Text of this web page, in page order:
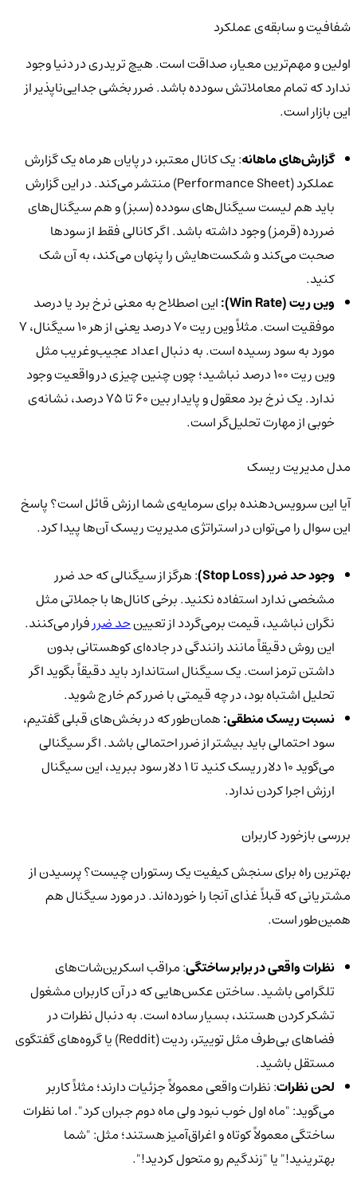
شفافیت و سابقه‌ی عملکرد
اولین و مهم‌ترین معیار، صداقت است. هیچ تریدری در دنیا وجود
ندارد که تمام معاملاتش سودده باشد. ضرر بخشی جدایی‌ناپذیر از
این بازار است.
گزارش‌های ماهانه: یک کانال معتبر، در پایان هر ماه یک گزارش
عملکرد (Performance Sheet) منتشر می‌کند. در این گزارش
باید هم لیست سیگنال‌های سودده (سبز) و هم سیگنال‌های
ضررده (قرمز) وجود داشته باشد. اگر کانالی فقط از سودها
صحبت می‌کند و شکست‌هایش را پنهان می‌کند، به آن شک
کنید.
وین ریت (Win Rate):
این اصطلاح به معنی نرخ برد یا درصد
موفقیت است. مثلاً وین ریت 70 درصد یعنی از هر ۱۰ سیگنال، ۷
مورد به سود رسیده است. به دنبال اعداد عجیب‌وغریب مثل
وین ریت ۱۰۰ درصد نباشید؛ چون چنین چیزی در واقعیت وجود
ندارد. یک نرخ برد معقول و پایدار بین ۶۰ تا ۷۵ درصد، نشانه‌ی
خوبی از مهارت تحلیل‌گر است.
مدل مدیریت ریسک
آیا این سرویس‌دهنده برای سرمایه‌ی شما ارزش قائل است؟ پاسخ
این سوال را می‌توان در استراتژی مدیریت ریسک آن‌ها پیدا کرد.
وجود حد ضرر (Stop Loss)
: هرگز از سیگنالی که حد ضرر
مشخصی ندارد استفاده نکنید. برخی کانال‌ها با جملاتی مثل
نگران نباشید، قیمت برمی‌گردد از تعیینحد ضررفرار می‌کنند.
این روش دقیقاً مانند رانندگی در جاده‌ای کوهستانی بدون
داشتن ترمز است. یک سیگنال استاندارد باید دقیقاً بگوید اگر
تحلیل اشتباه بود، در چه قیمتی با ضرر کم خارج شوید.
نسبت ریسک منطقی:همان‌طور که در بخش‌های قبلی گفتیم،
سود احتمالی باید بیشتر از ضرر احتمالی باشد. اگر سیگنالی
می‌گوید ۱۰ دلار ریسک کنید تا ۱ دلار سود ببرید، این سیگنال
ارزش اجرا کردن ندارد.
بررسی بازخورد کاربران
بهترین راه برای سنجش کیفیت یک رستوران چیست؟ پرسیدن از
مشتریانی که قبلاً غذای آنجا را خورده‌اند. در مورد سیگنال هم
همین‌طور است.
نظرات واقعی در برابر ساختگی: مراقب اسکرین‌شات‌های
تلگرامی باشید. ساختن عکس‌هایی که در آن کاربران مشغول
تشکر کردن هستند، بسیار ساده است. به دنبال نظرات در
فضاهای بی‌طرف مثل توییتر، ردیت (Reddit) یا گروه‌های گفتگوی
مستقل باشید.
لحن نظرات: نظرات واقعی معمولاً جزئیات دارند؛ مثلاً کاربر
می‌گوید: "ماه اول خوب نبود ولی ماه دوم جبران کرد". اما نظرات
ساختگی معمولاً کوتاه و اغراق‌آمیز هستند؛ مثل: "شما
بهترینید!" یا "زندگیم رو متحول کردید!".